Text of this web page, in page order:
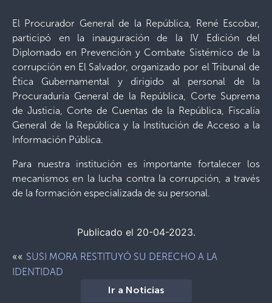
El Procurador General de la República, René Escobar,
participó en la inauguración de la IV Edición del
Diplomado en Prevención y Combate Sistémico de la
corrupción en El Salvador, organizado por el Tribunal de
Ética Gubernamental y dirigido al personal de la
Procuraduría General de la República, Corte Suprema
de Justicia, Corte de Cuentas de la República, Fiscalía
General de la República y la Institución de Acceso a la
Información Pública.
Para nuestra institución es importante fortalecer los
mecanismos en la lucha contra la corrupción, a través
de la formación especializada de su personal.
Publicado el 20-04-2023.
«« SUSI MORA RESTITUYÓ SU DERECHO A LA
IDENTIDAD
Ir a Noticias